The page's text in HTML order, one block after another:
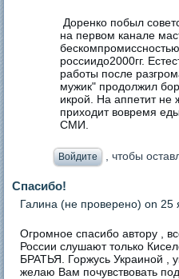
Доренко побыл
на первом канале
россиидо2000гг.
работы после
мужик" продолжил
икрой. На аппетит не
приходит вовремя
СМИ.
Войдите , чтобы
Спасибо!
Галина (не проверено) on 25
Огромное спасибо автору ,
России слушают только
БРАТЬЯ. Горжусь Украиной ,
желаю Вам почувствовать